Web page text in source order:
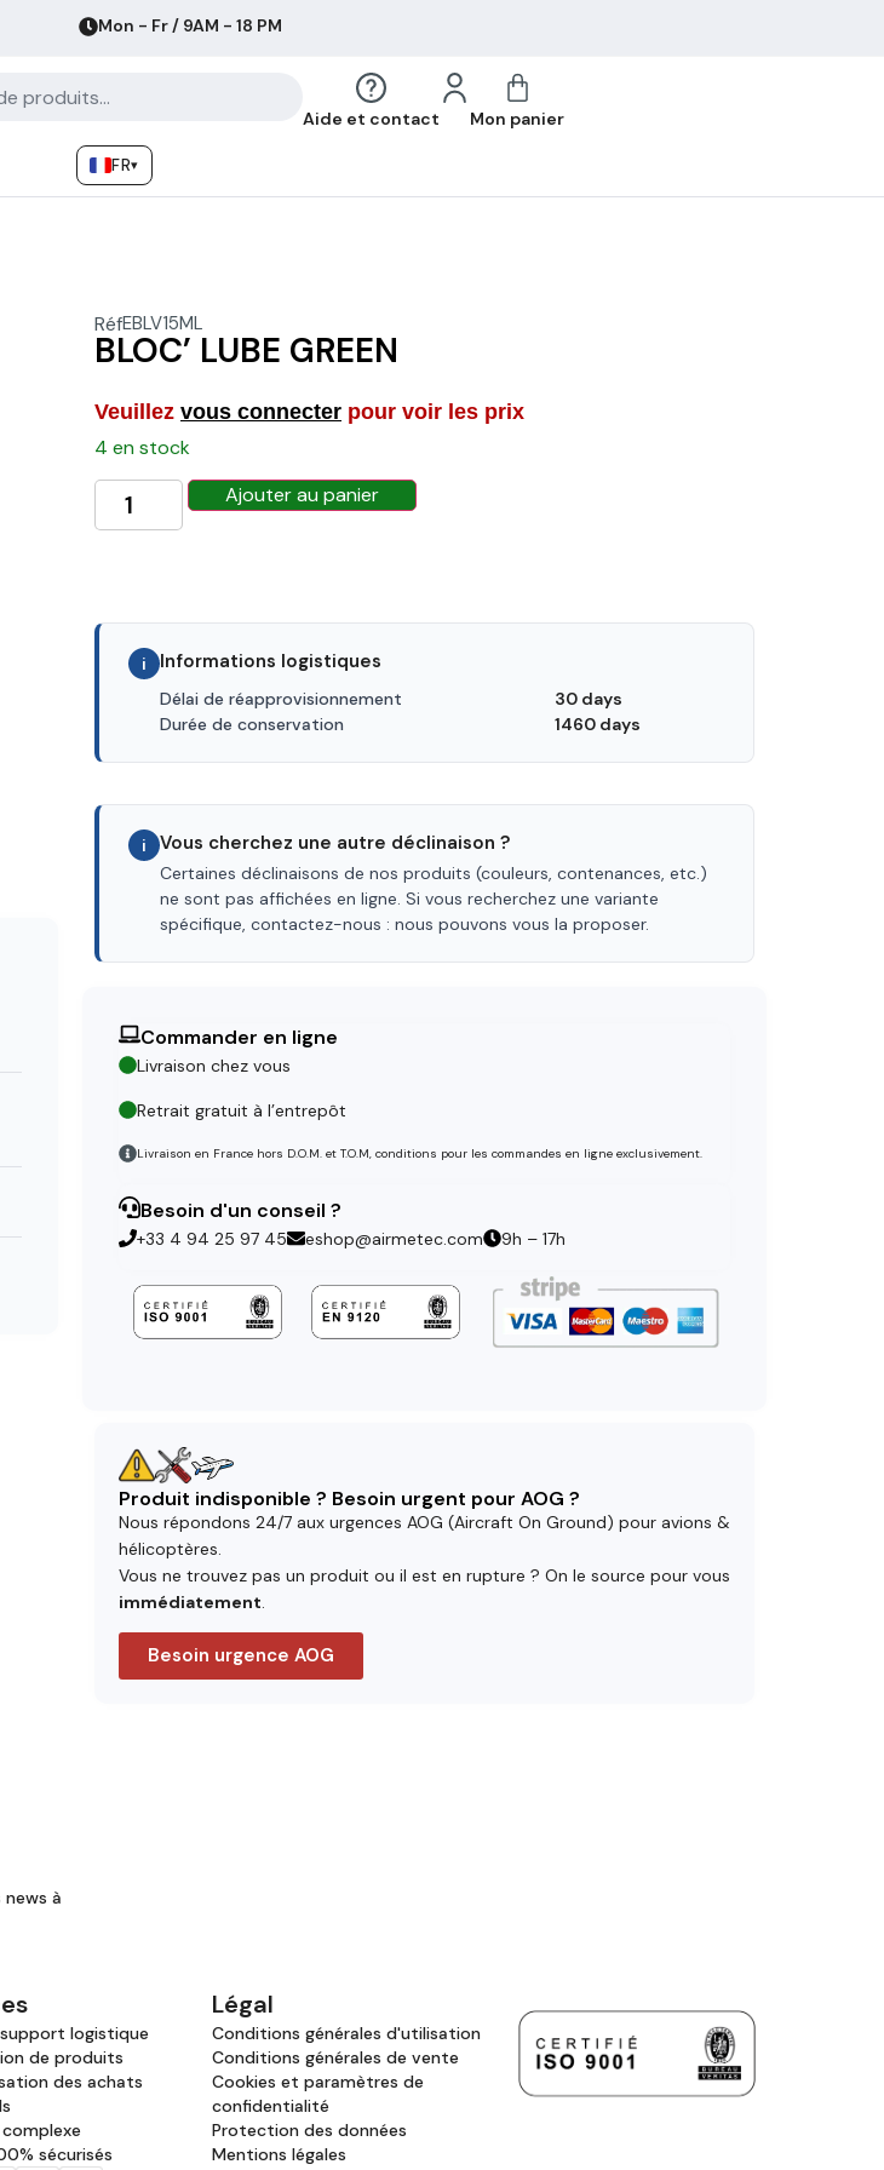
Mon - Fr / 9AM - 18 PM
Aide et contact Mon panier
FR▾
RéfEBLV15ML
BLOC’ LUBE GREEN
Veuillez vous connecter pour voir les prix
4 en stock
Ajouter au panier
i Informations logistiques
Délai de réapprovisionnement
30 days
Durée de conservation
1460 days
i Vous cherchez une autre déclinaison ?
Certaines déclinaisons de nos produits (couleurs, contenances, etc.)
ne sont pas affichées en ligne. Si vous recherchez une variante
spécifique, contactez-nous : nous pouvons vous la proposer.
Commander en ligne
Livraison chez vous
Retrait gratuit à l’entrepôt
Livraison en France hors D.O.M. et T.O.M, conditions pour les commandes en ligne exclusivement.
Besoin d'un conseil ?
+33 4 94 25 97 45 eshop@airmetec.com 9h – 17h
Produit indisponible ? Besoin urgent pour AOG ?
Nous répondons 24/7 aux urgences AOG (Aircraft On Ground) pour avions &
hélicoptères.
Vous ne trouvez pas un produit ou il est en rupture ? On le source pour vous
immédiatement.
Besoin urgence AOG
à
logistique
de produits
des achats
sécurisés
Légal
Conditions générales d'utilisation
Conditions générales de vente
Cookies et paramètres de
confidentialité
Protection des données
Mentions légales